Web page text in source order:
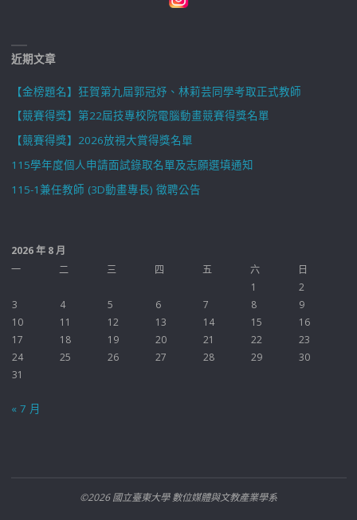
近期文章
【金榜題名】狂賀第九屆郭冠妤、林莉芸同學考取正式教師
【競賽得獎】第22屆技專校院電腦動畫競賽得獎名單
【競賽得獎】2026放視大賞得獎名單
115學年度個人申請面試錄取名單及志願選填通知
115-1兼任教師 (3D動畫專長) 徵聘公告
2026 年 8 月
一
二 三 四 五 六
日
1
2
3
4 5 6 7 8
9
10
11 12 13 14 15
16
17
18 19 20 21 22
23
24
25 26 27 28 29
30
31
« 7 月
©2026 國立臺東大學 數位媒體與文教產業學系